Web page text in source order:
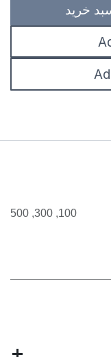
خرید
100
,
300
,
500